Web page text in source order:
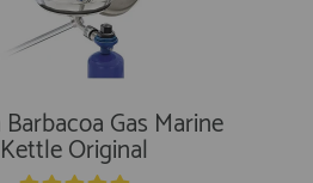
Gas Marine
Kettle Original